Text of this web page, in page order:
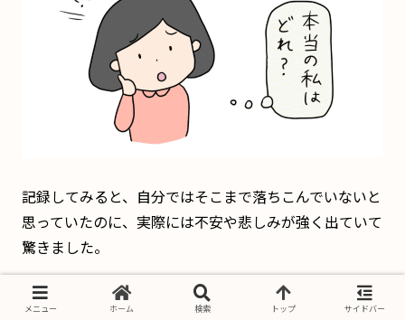
記録してみると、自分ではそこまで落ちこんでいないと
思っていたのに、実際には不安や悲しみが強く出ていて
驚きました。
メニュー ホーム 検索 トップ サイドバー